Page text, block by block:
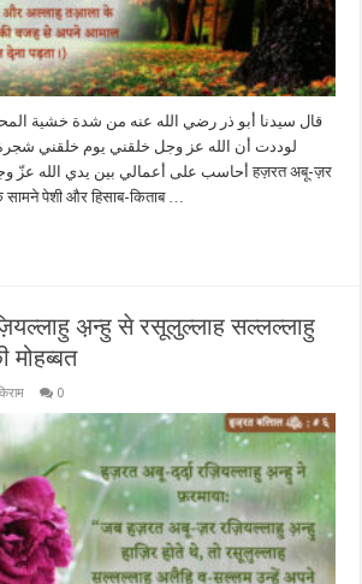
قال سيدنا أبو ذر رضي الله عنه من شدة خشية
لوددت أن الله عز وجل خلقني يوم خلقني
पेशी और हिसाब-किताब …
अ़न्हु से रसूलुल्लाह सल्लल्लाहु
0